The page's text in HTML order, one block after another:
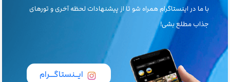
با ما در اینستاگرام همراه شو تا از پیشنهادات لحظه آخری و تورهای
جذاب مطلع بشی!
ایــنستاگـــرام